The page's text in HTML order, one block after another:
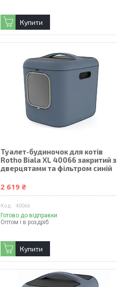
Купити
Туалет-будиночок для котів
Rotho Biala XL 40066 закритий з
дверцятами та фільтром синій
2 619 ₴
`40066
Готово до відправки
Оптом і в роздріб
Купити